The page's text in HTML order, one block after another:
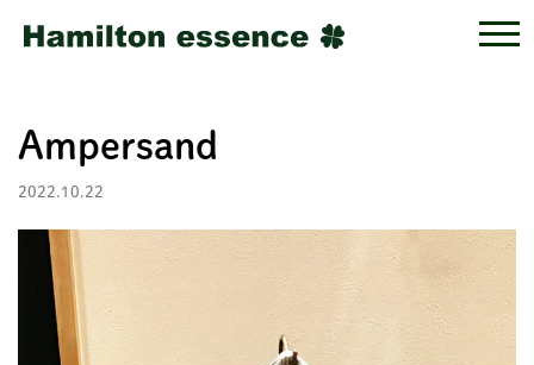
Ampersand
2022.10.22